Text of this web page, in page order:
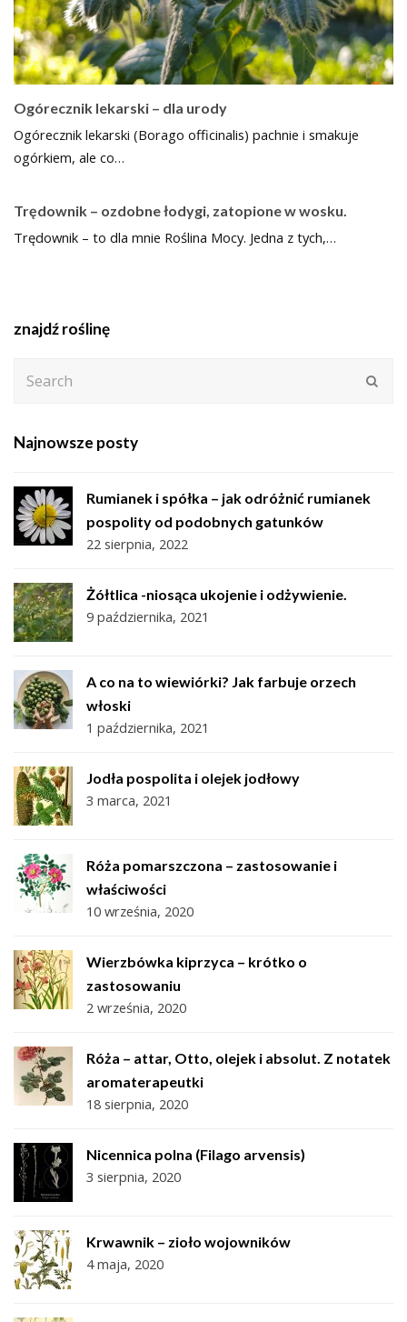
Ogórecznik lekarski – dla urody
Ogórecznik lekarski (Borago officinalis) pachnie i smakuje
ogórkiem, ale co…
Trędownik – ozdobne łodygi, zatopione w wosku.
Trędownik – to dla mnie Roślina Mocy. Jedna z tych,…
znajdź roślinę
Najnowsze posty
Rumianek i spółka – jak odróżnić rumianek
pospolity od podobnych gatunków
22 sierpnia, 2022
Żółtlica -niosąca ukojenie i odżywienie.
9 października, 2021
A co na to wiewiórki? Jak farbuje orzech
włoski
1 października, 2021
Jodła pospolita i olejek jodłowy
3 marca, 2021
Róża pomarszczona – zastosowanie i
właściwości
10 września, 2020
Wierzbówka kiprzyca – krótko o
zastosowaniu
2 września, 2020
Róża – attar, Otto, olejek i absolut. Z notatek
aromaterapeutki
18 sierpnia, 2020
Nicennica polna (Filago arvensis)
3 sierpnia, 2020
Krwawnik – zioło wojowników
4 maja, 2020